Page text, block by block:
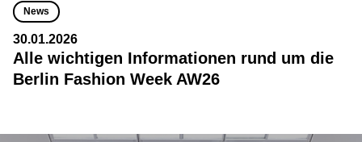
News
30.01.2026
Alle wichtigen Informationen rund um die
Berlin Fashion Week AW26